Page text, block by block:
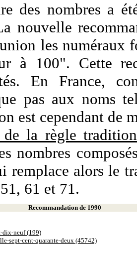
des nombres a
nouvelle
les numéraux
à 100". Cette
En France,
pas aux noms
est cependant de
de la règle
nombres
remplace alors le
61 et 71.
Recommandation de 1990
dix-neuf (199)
sept-cent-quarante-deux (45742)